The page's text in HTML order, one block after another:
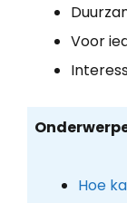
Voor
Hoe